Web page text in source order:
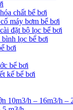
chất bể bơi
máy bơm bể bơi
đặt bộ lọc bể bơi
lọc bể bơi
bơi
bể bơi
kế bể bơi
10m3/h – 16m3/h –